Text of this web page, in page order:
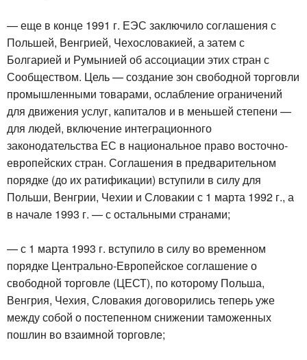
— еще в конце 1991 г. ЕЭС заключило соглашения с
Польшей, Венгрией, Чехословакией, а затем с
Болгарией и Румынией об ассоциации этих стран с
Сообществом. Цель — создание зон свободной торговли
промышленными товарами, ослабление ограничений
для движения услуг, капиталов и в меньшей степени —
для людей, включение интеграционного
законодательства ЕС в национальное право восточно-
европейских стран. Соглашения в предварительном
порядке (до их ратификации) вступили в силу для
Польши, Венгрии, Чехии и Словакии с 1 марта 1992 г., а
в начале 1993 г. — с остальными странами;
— с 1 марта 1993 г. вступило в силу во временном
порядке Центрально-Европейское соглашение о
свободной торговле (ЦЕСТ), по которому Польша,
Венгрия, Чехия, Словакия договорились теперь уже
между собой о постепенном снижении таможенных
пошлин во взаимной торговле;